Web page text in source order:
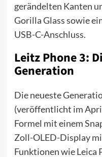
gerändelten Kanten
Gorilla Glass sowie
USB-C-Anschluss.
Leitz Phone 3:
Generation
Die neueste
(veröffentlicht im
Formel mit einem
Zoll-OLED-Display
Funktionen wie Leica